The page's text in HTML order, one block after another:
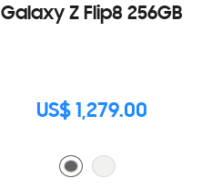
Galaxy Z Flip8 256GB
US$ 1,279.00